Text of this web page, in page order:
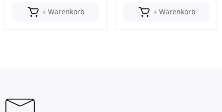
+ Warenkorb + Warenkorb